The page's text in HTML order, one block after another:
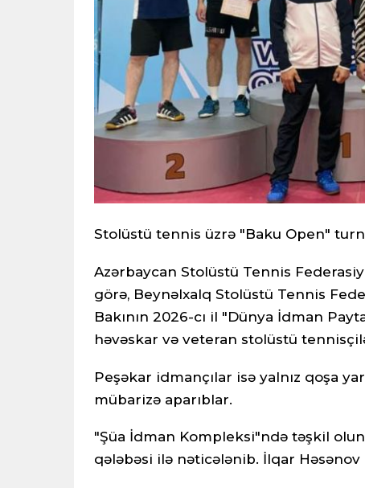
Stolüstü tennis üzrə "Baku Open"
Azərbaycan Stolüstü Tennis
görə, Beynəlxalq Stolüstü Tennis
Bakının 2026-cı il "Dünya İdman
həvəskar və veteran stolüstü
Peşəkar idmançılar isə yalnız qoşa
mübarizə aparıblar.
"Şüa İdman Kompleksi"ndə təşkil
qələbəsi ilə nəticələnib. İlqar